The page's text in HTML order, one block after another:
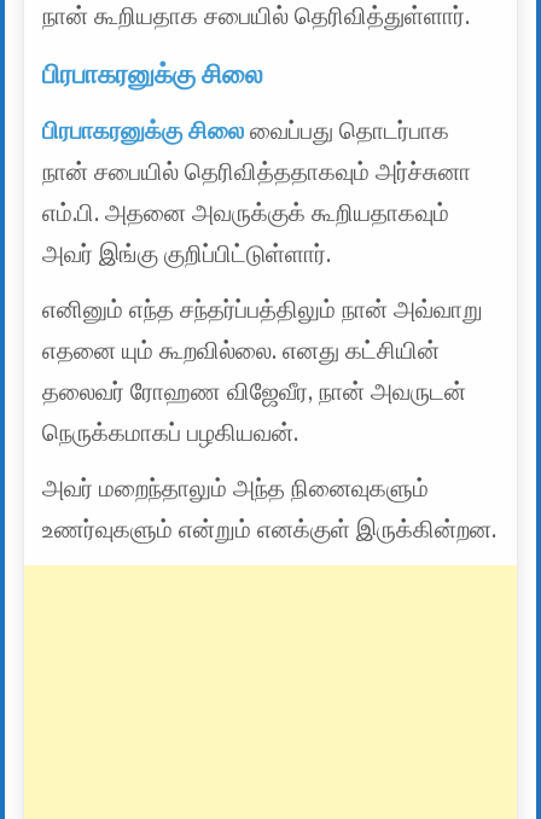
நான் கூறியதாக சபையில் தெரிவித்துள்ளார்.
பிரபாகரனுக்கு சிலை
பிரபாகரனுக்கு சிலை வைப்பது தொடர்பாக
நான் சபையில் தெரிவித்ததாகவும் அர்ச்சுனா
எம்.பி. அதனை அவருக்குக் கூறியதாகவும்
அவர் இங்கு குறிப்பிட்டுள்ளார்.
எனினும் எந்த சந்தர்ப்பத்திலும் நான் அவ்வாறு
எதனை யும் கூறவில்லை. எனது கட்சியின்
தலைவர் ரோஹண விஜேவீர, நான் அவருடன்
நெருக்கமாகப் பழகியவன்.
அவர் மறைந்தாலும் அந்த நினைவுகளும்
உணர்வுகளும் என்றும் எனக்குள் இருக்கின்றன.